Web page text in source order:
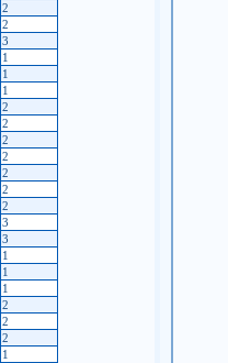
2
2
3
1
1
1
2
2
2
2
2
2
2
3
3
1
1
1
2
2
2
1